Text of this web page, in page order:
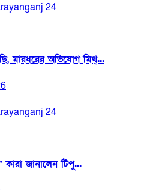
24
মারধরের অভিযোগ মিথ্...
24
কারা জানালেন টিপু...